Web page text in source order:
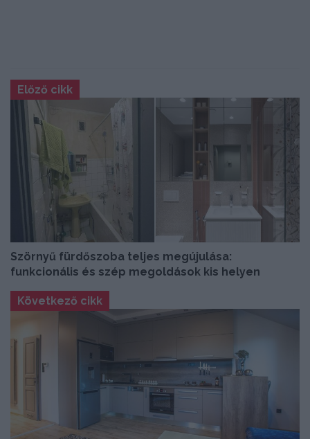
Előző cikk
Szörnyű fürdőszoba teljes megújulása:
funkcionális és szép megoldások kis helyen
Következő cikk